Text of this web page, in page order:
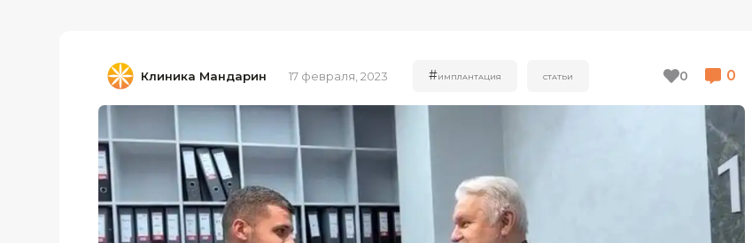
Клиника Мандарин 17 февраля, 2023 #ИМПЛАНТАЦИЯ СТАТЬИ 0 0